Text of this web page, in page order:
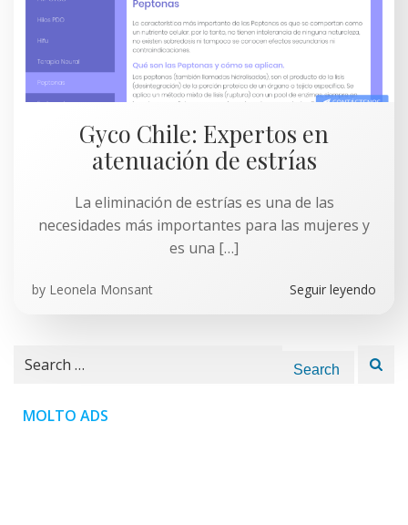
Gyco Chile: Expertos en
atenuación de estrías
La eliminación de estrías es una de las
necesidades más importantes para las mujeres y
es una […]
by Leonela Monsant Seguir leyendo
Search
MOLTO ADS